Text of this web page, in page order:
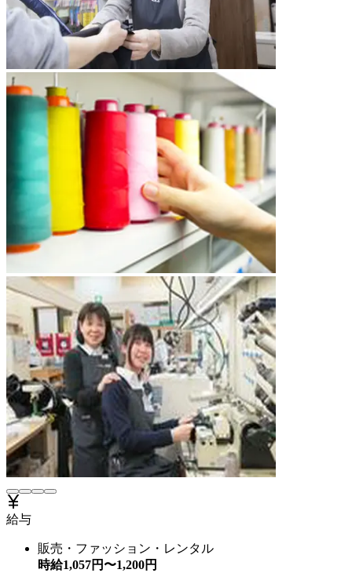
給与
販売・ファッション・レンタル
時給1,057円〜1,200円